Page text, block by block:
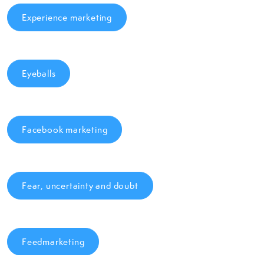
Experience marketing
Eyeballs
Facebook marketing
Fear, uncertainty and doubt
Feedmarketing